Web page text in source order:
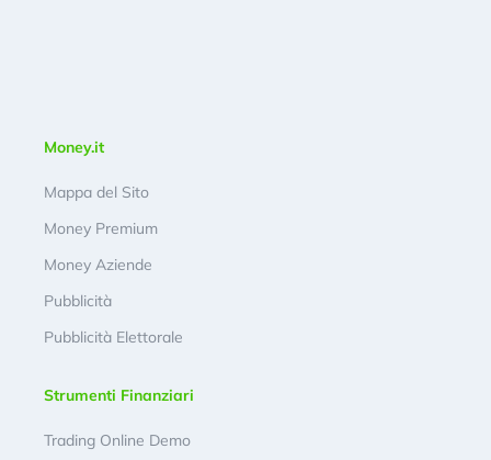
Money.it
Mappa del Sito
Money Premium
Money Aziende
Pubblicità
Pubblicità Elettorale
Strumenti Finanziari
Trading Online Demo